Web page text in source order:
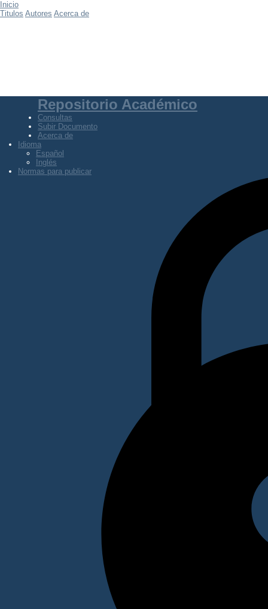
Inicio
Titulos Autores Acerca de
Repositorio Académico
Consultas
Subir Documento
Acerca de
Idioma
Español
Inglés
Normas para publicar